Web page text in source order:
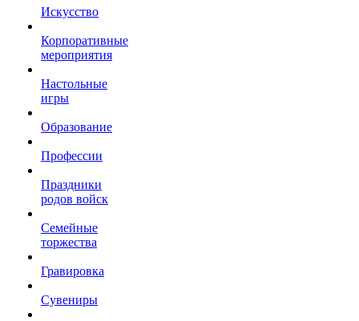
Искусство
Корпоративные
мероприятия
Настольные
игры
Образование
Профессии
Праздники
родов войск
Семейные
торжества
Гравировка
Сувениры